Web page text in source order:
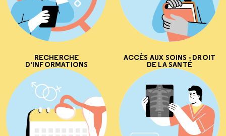
RECHERCHE
D'INFORMATIONS
ACCÈS AUX SOINS - DROIT
DE LA SANTÉ